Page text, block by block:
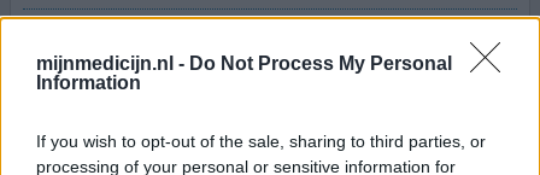
mijnmedicijn.nl - Do Not Process My Personal
Information
If you wish to opt-out of the sale, sharing to third parties, or
processing of your personal or sensitive information for
september 2025. De eerste weken ging het goed. Op
buikpijn, diarree en obstipatie na weinig klachten. In de
klachten. Voor het eerst van mijn leven een
blaasontstekking. niezen, permanent verkouden,